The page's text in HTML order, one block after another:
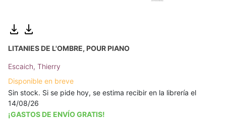
LITANIES DE L'OMBRE, POUR PIANO
Escaich, Thierry
Disponible en breve
Sin stock. Si se pide hoy, se estima recibir en la librería el
14/08/26
¡GASTOS DE ENVÍO GRATIS!